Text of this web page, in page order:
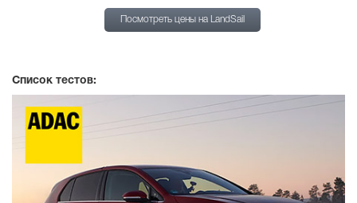
Посмотреть цены на LandSail
Список тестов: